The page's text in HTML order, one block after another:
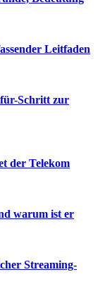
Leitfaden
Schritt zur
der Telekom
warum ist er
Streaming-